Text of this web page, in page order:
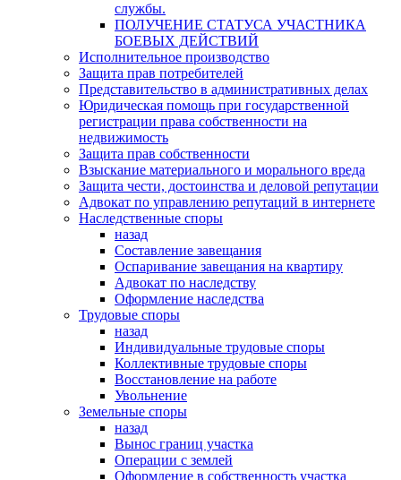
службы.
ПОЛУЧЕНИЕ СТАТУСА УЧАСТНИКА
БОЕВЫХ ДЕЙСТВИЙ
Исполнительное производство
Защита прав потребителей
Представительство в административных делах
Юридическая помощь при государственной
регистрации права собственности на
недвижимость
Защита прав собственности
Взыскание материального и морального вреда
Защита чести, достоинства и деловой репутации
Адвокат по управлению репутаций в интернете
Наследственные споры
назад
Составление завещания
Оспаривание завещания на квартиру
Адвокат по наследству
Оформление наследства
Трудовые споры
назад
Индивидуальные трудовые споры
Коллективные трудовые споры
Восстановление на работе
Увольнение
Земельные споры
назад
Вынос границ участка
Операции с землей
Оформление в собственность участка